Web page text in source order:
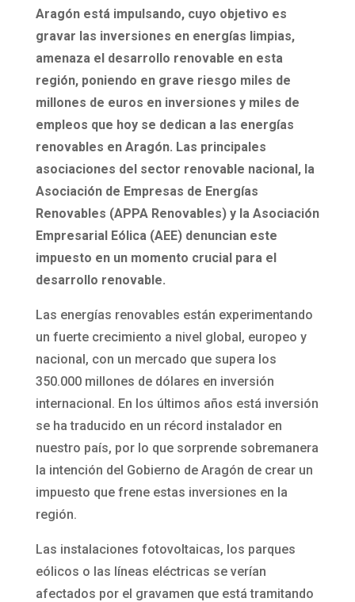
Aragón está impulsando, cuyo objetivo es
gravar las inversiones en energías limpias,
amenaza el desarrollo renovable en esta
región, poniendo en grave riesgo miles de
millones de euros en inversiones y miles de
empleos que hoy se dedican a las energías
renovables en Aragón. Las principales
asociaciones del sector renovable nacional, la
Asociación de Empresas de Energías
Renovables (APPA Renovables) y la Asociación
Empresarial Eólica (AEE) denuncian este
impuesto en un momento crucial para el
desarrollo renovable.
Las energías renovables están experimentando
un fuerte crecimiento a nivel global, europeo y
nacional, con un mercado que supera los
350.000 millones de dólares en inversión
internacional. En los últimos años está inversión
se ha traducido en un récord instalador en
nuestro país, por lo que sorprende sobremanera
la intención del Gobierno de Aragón de crear un
impuesto que frene estas inversiones en la
región.
Las instalaciones fotovoltaicas, los parques
eólicos o las líneas eléctricas se verían
afectados por el gravamen que está tramitando